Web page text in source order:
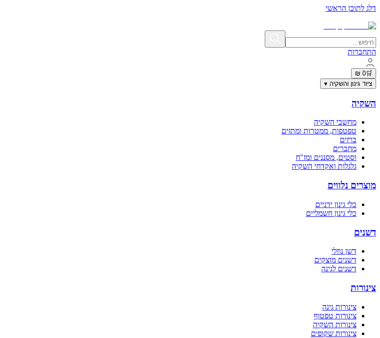
דלג לתוכן הראשי
התחברות
🛒
0 ₪
ציוד גינון והשקיה ▾
השקיה
מחשבי השקיה
טפטפות, ממטרות ומתזים
ברזים
מחברים
וסטים, מסננים ומז"ח
גלגלות ואקדחי השקיה
מוצרים נלווים
כלי גינון ידניים
כלי גינון חשמליים
דשנים
דשן נוזלי
דשנים מוצקים
דשנים לגינה
צינורות
צינורות גינה
צינורות טפטוף
צינורות השקיה
צינורות שקופים